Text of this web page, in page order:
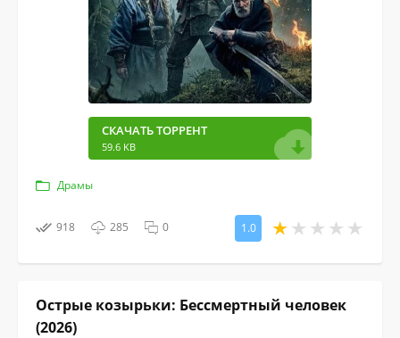
СКАЧАТЬ ТОРРЕНТ
59.6 KB
Драмы
918 285 0 1.0
Острые козырьки: Бессмертный человек
(2026)